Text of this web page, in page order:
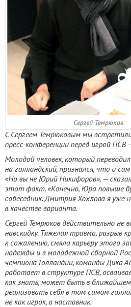
Сергей Темрюков
С Сергеем Темрюковым мы
пресс-конференции перед игрой ПСВ
Молодой человек, который переводил
на голландский, признался, что и
«Но вы не Юрий Никифоров», —
этот факт. «Конечно, Юра повыше
собеседник. Дмитрия Хохлова я уже
в качестве варианта.
Сергей Темрюков действительно не
навскидку. Тяжелая травма, разрыв
к сожалению, смяла карьеру этого
надежды и в молодежной сборной
чемпиона Голландии, команды Дика
работает в структуре ПСВ,
как знать, может быть в
реализовать себя в том самом
не как игрок, а наставник.